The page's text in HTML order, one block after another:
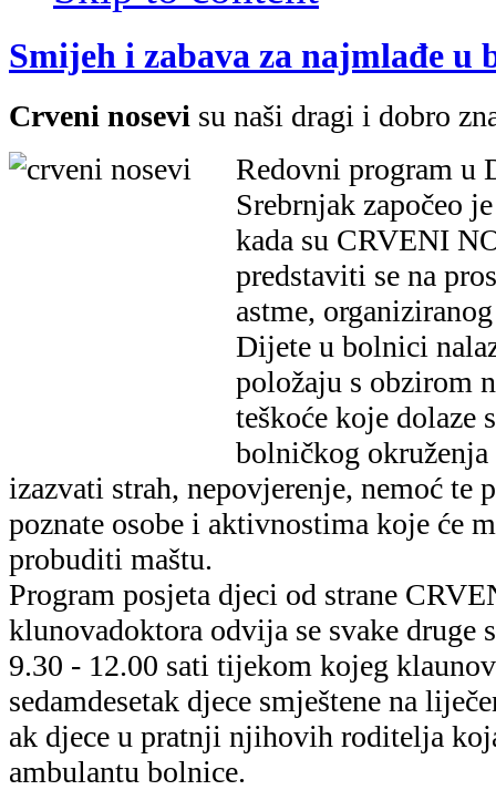
Smijeh i zabava za najmlađe u
Crveni nosevi su naši dragi i dobro
Redovni program u
Srebrnjak započeo
kada su CRVENI
predstaviti se na
astme,
Dijete u bolnici
položaju s obzirom
teškoće koje dolaze
bolničkog
izazvati strah, nepovjerenje, nemoć te
poznate osobe i aktivnostima koje će
probuditi maštu.
Program posjeta djeci od strane
klunovadoktora odvija se svake druge
9.30 - 12.00 sati tijekom kojeg
sedamdesetak djece smještene na
ak djece u pratnji njihovih roditelja
ambulantu bolnice.